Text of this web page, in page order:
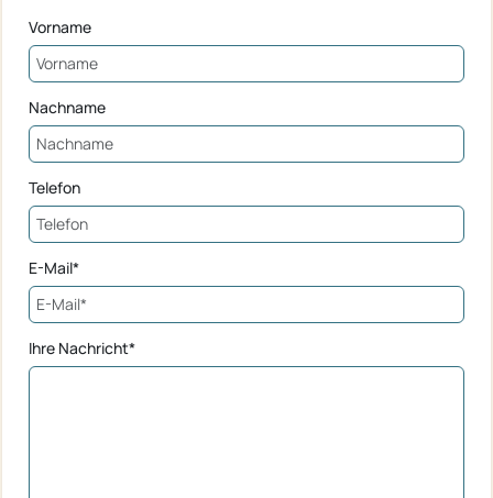
Vorname
Nachname
Telefon
E-Mail*
Ihre Nachricht*